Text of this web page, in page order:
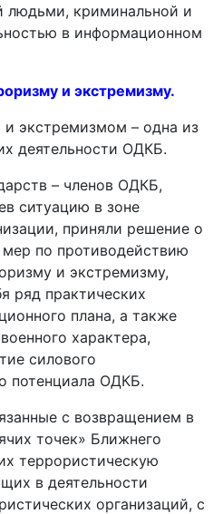
людьми, криминальной и
в информационном
и экстремизму.
экстремизмом – одна из
деятельности ОДКБ.
– членов ОДКБ,
ситуацию в зоне
приняли решение о
по противодействию
и экстремизму,
ряд практических
плана, а также
характера,
силового
потенциала ОДКБ.
с возвращением в
точек» Ближнего
террористическую
в деятельности
организаций, с